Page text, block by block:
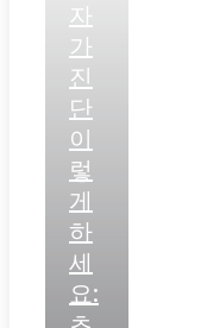
자
가
진
단
이
렇
게
하
세
요: